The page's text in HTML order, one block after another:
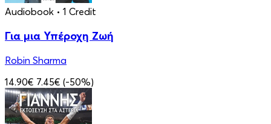
Audiobook • 1 Credit
Για μια Υπέροχη Ζωή
Robin Sharma
14.90€ 7.45€ (-50%)